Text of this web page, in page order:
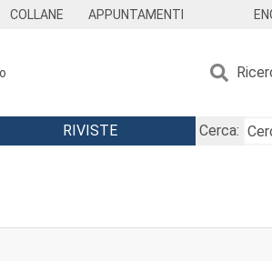
COLLANE APPUNTAMENTI
RIVISTE
Cerca: